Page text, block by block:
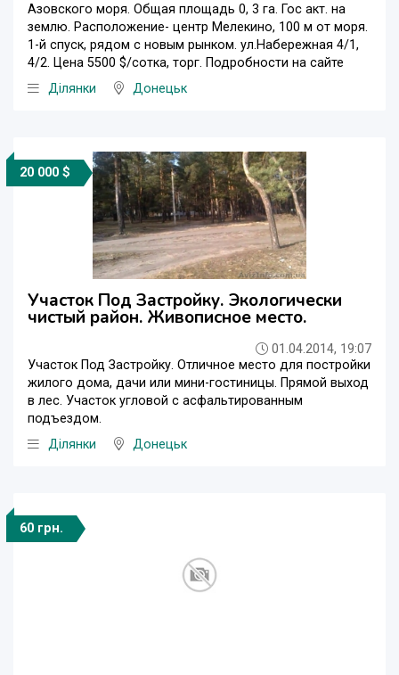
Азовского моря. Общая площадь 0, 3 га. Гос акт. на
землю. Расположение- центр Мелекино, 100 м от моря.
1-й спуск, рядом с новым рынком. ул.Набережная 4/1,
4/2. Цена 5500 $/сотка, торг. Подробности на сайте
Ділянки
Донецьк
20 000 $
Участок Под Застройку. Экологически
чистый район. Живописное место.
01.04.2014, 19:07
Участок Под Застройку. Отличное место для постройки
жилого дома, дачи или мини-гостиницы. Прямой выход
в лес. Участок угловой с асфальтированным
подъездом.
Ділянки
Донецьк
60 грн.